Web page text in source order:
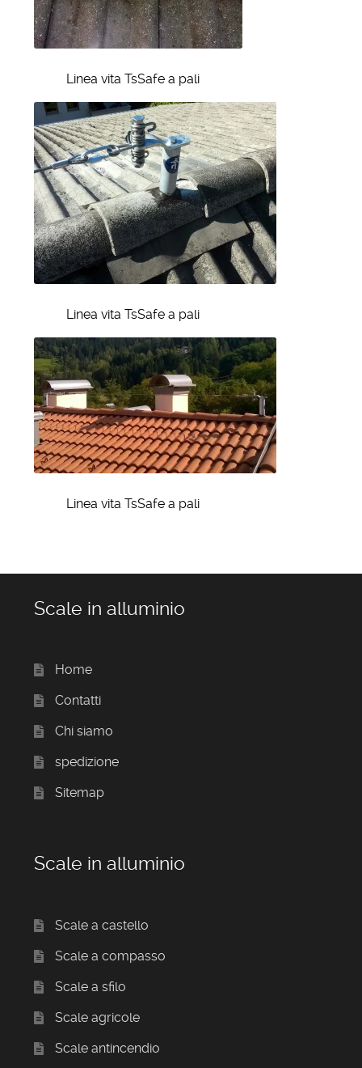
Linea vita TsSafe a pali
Linea vita TsSafe a pali
Linea vita TsSafe a pali
Scale in alluminio
Home
Contatti
Chi siamo
spedizione
Sitemap
Scale in alluminio
Scale a castello
Scale a compasso
Scale a sfilo
Scale agricole
Scale antincendio